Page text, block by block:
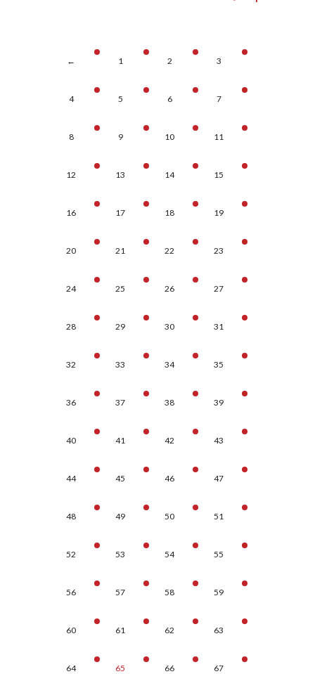
← 1 2 3
4 5 6 7
8 9 10 11
12 13 14 15
16 17 18 19
20 21 22 23
24 25 26 27
28 29 30 31
32 33 34 35
36 37 38 39
40 41 42 43
44 45 46 47
48 49 50 51
52 53 54 55
56 57 58 59
60 61 62 63
64 65 66 67